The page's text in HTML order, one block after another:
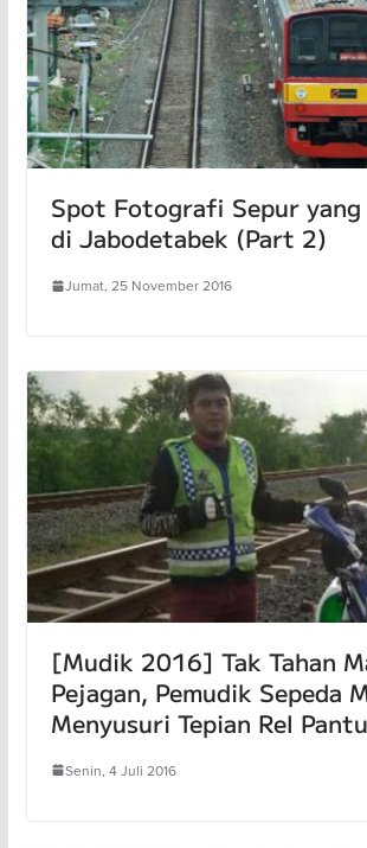
Spot Fotografi Sepur
di Jabodetabek (Part 2)
Jumat, 25 November 2016
[Mudik 2016] Tak Tahan
Pejagan, Pemudik Sepeda
Menyusuri Tepian Rel
Senin, 4 Juli 2016